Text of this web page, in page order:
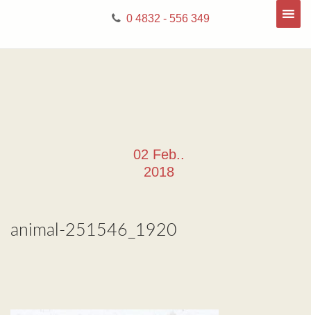
0 4832 - 556 349
02 Feb..
2018
animal-251546_1920